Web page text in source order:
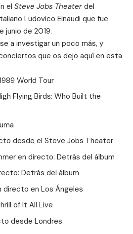
el Steve Jobs Theater del
Ludovico Einaudi que fue
junio de 2019.
a investigar un poco más, y
que os dejo aquí en esta
World Tour
Flying Birds: Who Built the
desde el Steve Jobs Theater
en directo: Detrás del álbum
Detrás del álbum
directo en Los Ángeles
of It All Live
desde Londres